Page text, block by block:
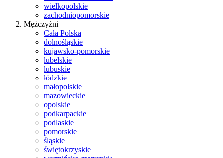
wielkopolskie
zachodniopomorskie
Mężczyźni
Cała Polska
dolnośląskie
kujawsko-pomorskie
lubelskie
lubuskie
łódzkie
małopolskie
mazowieckie
opolskie
podkarpackie
podlaskie
pomorskie
śląskie
świętokrzyskie